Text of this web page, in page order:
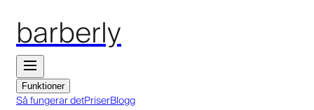
barberly
Funktioner
Så fungerar detPriserBlogg